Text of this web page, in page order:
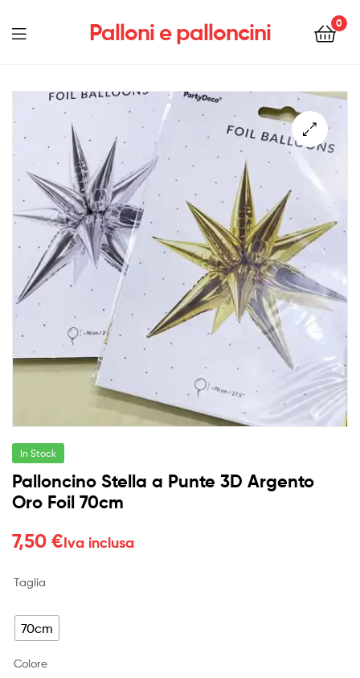
Palloni e palloncini 0
Menu
In Stock
Palloncino Stella a Punte 3D Argento
Oro Foil 70cm
7,50 €Iva inclusa
Taglia
70cm
Colore